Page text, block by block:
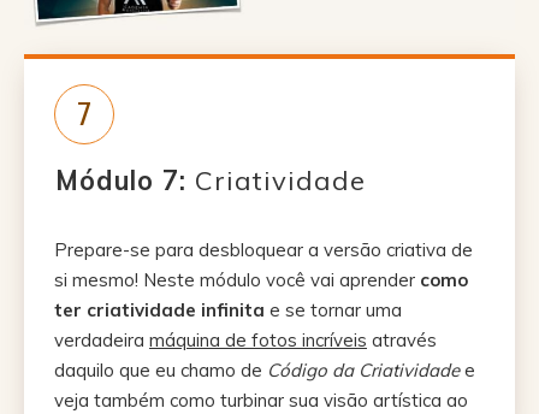
7
Módulo 7: Criatividade
Prepare-se para desbloquear a versão criativa de
si mesmo! Neste módulo você vai aprender como
ter criatividade infinita e se tornar uma
verdadeira máquina de fotos incríveis através
daquilo que eu chamo de Código da Criatividadee
veja também como turbinar sua visão artística ao